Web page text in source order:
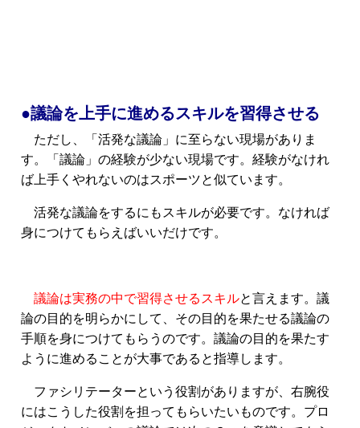
●議論を上手に進めるスキルを習得させる
ただし、「活発な議論」に至らない現場がありま
す。「議論」の経験が少ない現場です。経験がなけれ
ば上手くやれないのはスポーツと似ています。
活発な議論をするにもスキルが必要です。なければ
身につけてもらえばいいだけです。
議論は実務の中で習得させるスキルと言えます。議
論の目的を明らかにして、その目的を果たせる議論の
手順を身につけてもらうのです。議論の目的を果たす
ように進めることが大事であると指導します。
ファシリテーターという役割がありますが、右腕役
にはこうした役割を担ってもらいたいものです。プロ